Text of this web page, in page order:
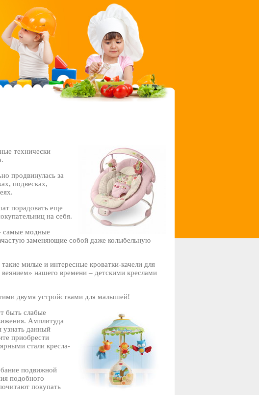
технически
продвинулась за
подвесках,
порадовать еще
на себя.
самые модные
заменяющие собой даже колыбельную
милые и интересные кроватки-качели для
нашего времени – детскими креслами
двумя устройствами для малышей!
быть слабые
Амплитуда
узнать данный
приобрести
стали кресла-
подвижной
подобного
покупать